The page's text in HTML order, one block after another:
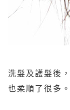
洗髮及護髮後
也柔順了很多。